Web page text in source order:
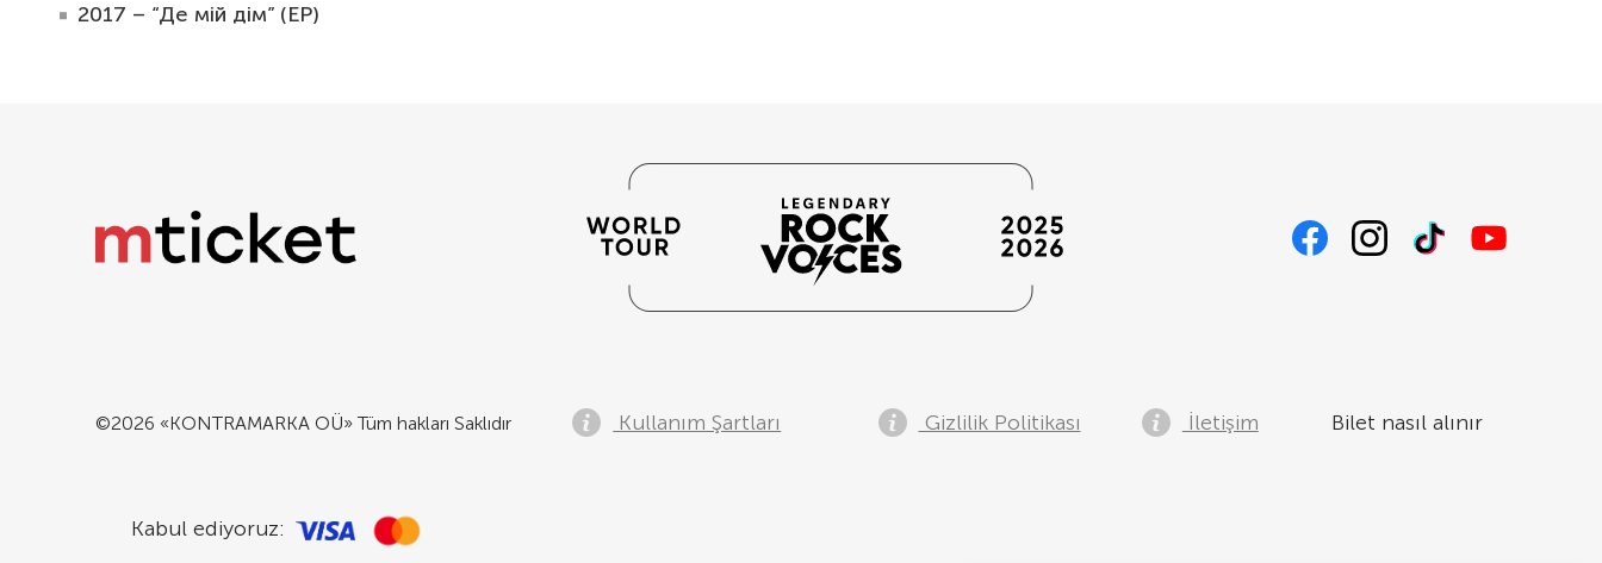
2017 – “Де мій дім” (EP)
©2026 «KONTRAMARKA OÜ» Tüm hakları Saklıdır Kullanım Şartları Gizlilik Politikası İletişim Bilet nasıl alınır
Kabul ediyoruz: